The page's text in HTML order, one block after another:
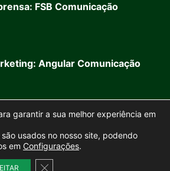
FSB Comunicação
Angular Comunicação
garantir a sua melhor experiência em
usados no nosso site, podendo
em Configurações.
Close GDPR Cookie Banner